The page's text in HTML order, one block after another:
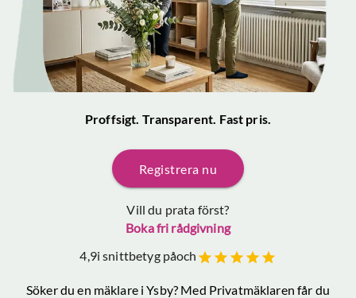
Proffsigt. Transparent. Fast pris.
Registrera nu
Vill du prata först?
Boka fri rådgivning
4,9i snittbetyg påoch
Söker du en mäklare i Ysby? Med Privatmäklaren får du